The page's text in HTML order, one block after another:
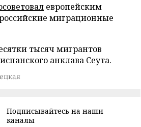
европейским
миграционные
тысяч мигрантов
анклава Сеута.
Подписывайтесь на наши
каналы